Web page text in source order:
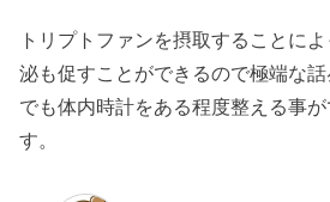
トリプトファンを摂取することに
泌も促すことができるので極端な
でも体内時計をある程度整える事
す。